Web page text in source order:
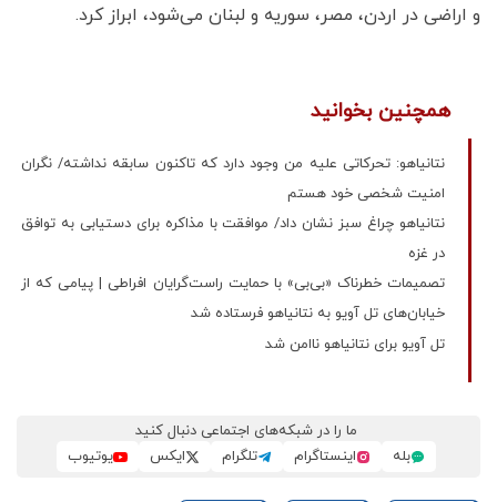
و اراضی در اردن، مصر، سوریه و لبنان می‌شود، ابراز کرد.
همچنین بخوانید
نتانیاهو: تحرکاتی علیه من وجود دارد که تاکنون سابقه نداشته/ نگران
امنیت شخصی خود هستم
نتانیاهو چراغ سبز نشان داد/ موافقت با مذاکره برای دستیابی به توافق
در غزه
تصمیمات خطرناک «بی‌بی» با حمایت راست‌گرایان افراطی | پیامی که از
خیابان‌های تل آویو به نتانیاهو فرستاده شد
تل آویو برای نتانیاهو ناامن شد
ما را در شبکه‌های اجتماعی دنبال کنید
بله
اینستاگرام تلگرام ایکس یوتیوب